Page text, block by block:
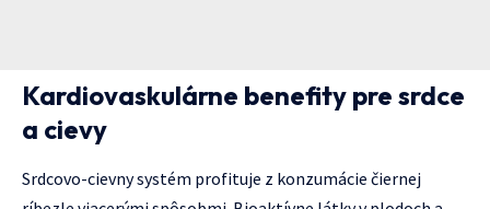
Kardiovaskulárne benefity pre srdce
a cievy
Srdcovo-cievny systém profituje z konzumácie čiernej